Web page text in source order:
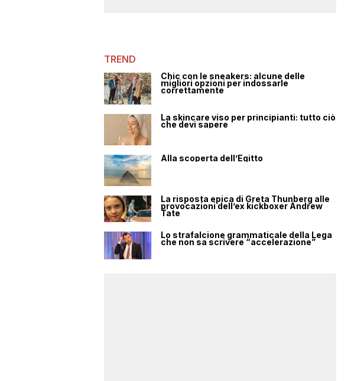
TREND
Chic con le sneakers: alcune delle
migliori opzioni per indossarle
correttamente
La skincare viso per principianti: tutto ciò
che devi sapere
Alla scoperta dell’Egitto
La risposta epica di Greta Thunberg alle
provocazioni dell’ex kickboxer Andrew
Tate
Lo strafalcione grammaticale della Lega
che non sa scrivere “accelerazione”